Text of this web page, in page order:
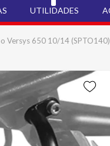
UTILIDADES
Versys 650 10/14 (SPTO140)